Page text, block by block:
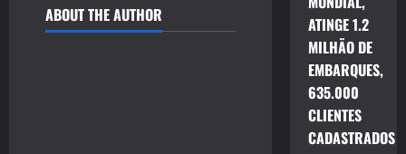
ABOUT THE AUTHOR
ATINGE 1.2
MILHÃO DE
EMBARQUES,
635.000
CLIENTES
CADASTRADOS